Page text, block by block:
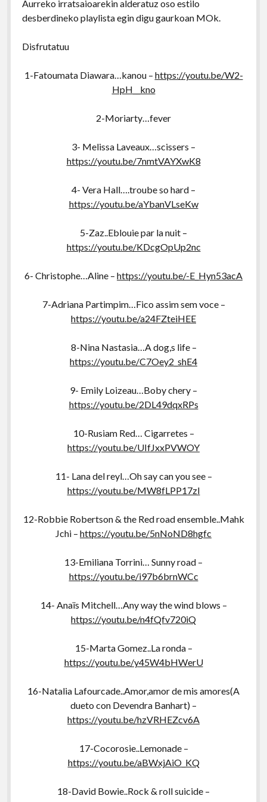
Aurreko irratsaioarekin alderatuz oso estilo
desberdineko playlista egin digu gaurkoan MOk.
Disfrutatuu
1-Fatoumata Diawara…kanou – https://youtu.be/W2-
HpH__kno
2-Moriarty…fever
3- Melissa Laveaux…scissers –
https://youtu.be/7nmtVAYXwK8
4- Vera Hall….troube so hard –
https://youtu.be/aYbanVLseKw
5-Zaz..Eblouie par la nuit –
https://youtu.be/KDcgOpUp2nc
6- Christophe…Aline – https://youtu.be/-E_Hyn53acA
7-Adriana Partimpim…Fico assim sem voce –
https://youtu.be/a24FZteiHEE
8-Nina Nastasia…A dog,s life –
https://youtu.be/C7Oey2_shE4
9- Emily Loizeau…Boby chery –
https://youtu.be/2DL49dqxRPs
10-Rusiam Red… Cigarretes –
https://youtu.be/UIfJxxPVWOY
11- Lana del reyl…Oh say can you see –
https://youtu.be/MW8fLPP17zI
12-Robbie Robertson & the Red road ensemble..Mahk
Jchi – https://youtu.be/5nNoND8hgfc
13-Emiliana Torrini… Sunny road –
https://youtu.be/i97b6brnWCc
14- Anaïs Mitchell…Any way the wind blows –
https://youtu.be/n4fQfv720iQ
15-Marta Gomez..La ronda –
https://youtu.be/y45W4bHWerU
16-Natalia Lafourcade..Amor,amor de mis amores(A
dueto con Devendra Banhart) –
https://youtu.be/hzVRHEZcv6A
17-Cocorosie..Lemonade –
https://youtu.be/aBWxjAiO_KQ
18-David Bowie..Rock & roll suicide –